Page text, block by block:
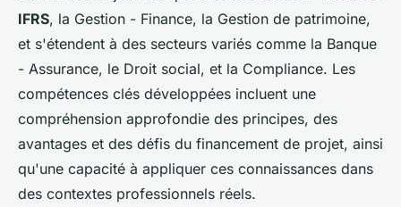
IFRS, la Gestion - Finance, la Gestion de patrimoine,
et s'étendent à des secteurs variés comme la Banque
- Assurance, le Droit social, et la Compliance. Les
compétences clés développées incluent une
compréhension approfondie des principes, des
avantages et des défis du financement de projet, ainsi
qu'une capacité à appliquer ces connaissances dans
des contextes professionnels réels.